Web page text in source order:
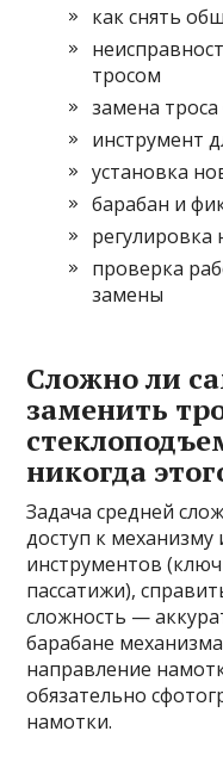
как снять
тросом
замена троса
инструмент
установка
барабан и
регулировка
проверка
замены
Сложно ли
заменить
никогда
Задача средней
доступ к
инструментов (ключ
пассатижи),
сложность —
барабане
направление
обязательно
намотки.